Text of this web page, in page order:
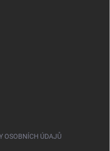
OSOBNÍCH ÚDAJŮ